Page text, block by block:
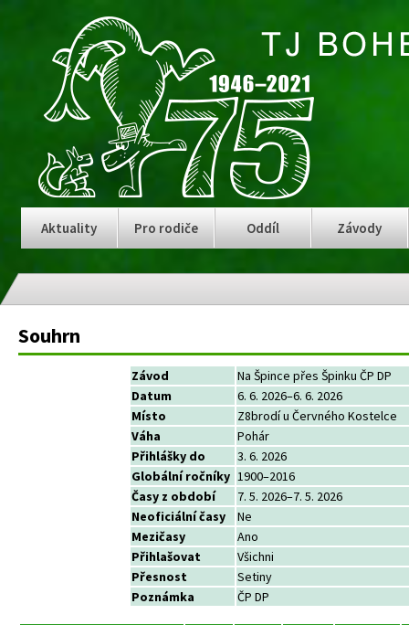
Aktuality Pro rodiče Oddíl Závody
Souhrn
Závod
Na Špince přes Špinku ČP DP
Datum
6. 6. 2026–6. 6. 2026
Místo
Z8brodí u Červného Kostelce
Váha
Pohár
Přihlášky do
3. 6. 2026
Globální ročníky 1900–2016
Časy z období
7. 5. 2026–7. 5. 2026
Neoficiální časy
Ne
Mezičasy
Ano
Přihlašovat
Všichni
Přesnost
Setiny
Poznámka
ČP DP